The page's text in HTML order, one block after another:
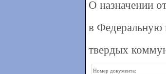
О назначении
в Федеральную
твердых
Номер документа: